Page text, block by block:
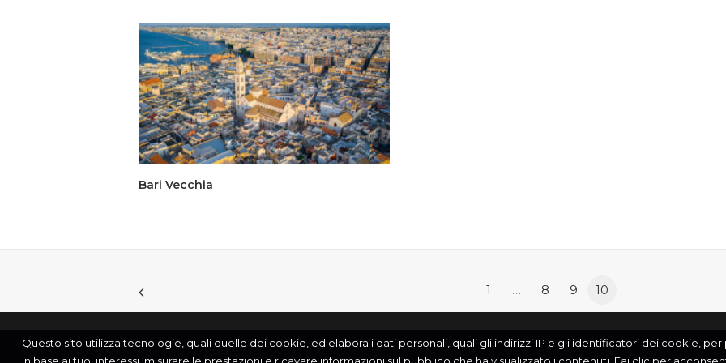
Bari Vecchia
1 … 8 9 10
Questo sito utilizza tecnologie, quali quelle dei cookie, ed elabora i dati personali, quali gli indirizzi IP e gli identificatori dei cookie,